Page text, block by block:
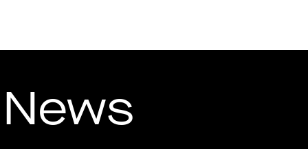
News